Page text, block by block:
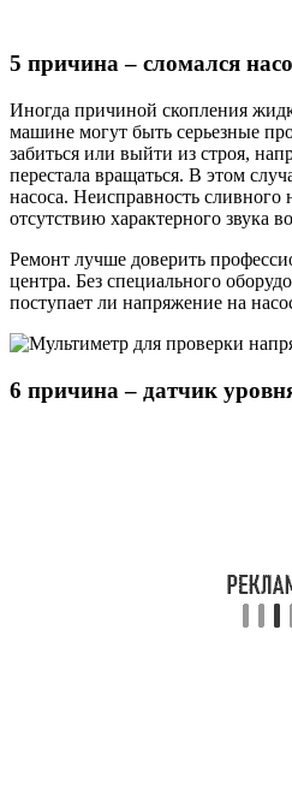
5 причина – сломался
Иногда причиной скопления
машине могут быть серьезные
забиться или выйти из строя,
перестала вращаться. В этом
насоса. Неисправность
отсутствию характерного звука
Ремонт лучше доверить
центра. Без специального
поступает ли напряжение на
6 причина – датчик